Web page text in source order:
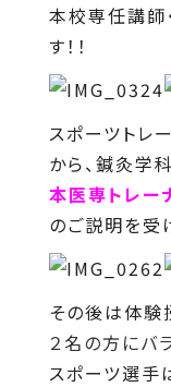
本校専任講師
す！！
スポーツトレ
から、鍼灸学
本医専トレ
のご説明を受
その後は体験
２名の方にバ
スポーツ選手